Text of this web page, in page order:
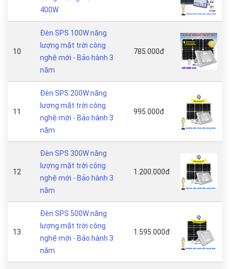
400W
10
Đèn SPS 100W năng
lượng mặt trời công
nghệ mới - Bảo hành 3
năm
785.000đ
11
Đèn SPS 200W năng
lượng mặt trời công
nghệ mới - Bảo hành 3
năm
995.000đ
12
Đèn SPS 300W năng
lượng mặt trời công
nghệ mới - Bảo hành 3
năm
1.200.000đ
13
Đèn SPS 500W năng
lượng mặt trời công
nghệ mới - Bảo hành 3
năm
1.595.000đ